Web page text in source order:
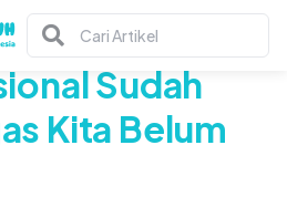
Sudah
Kita Belum